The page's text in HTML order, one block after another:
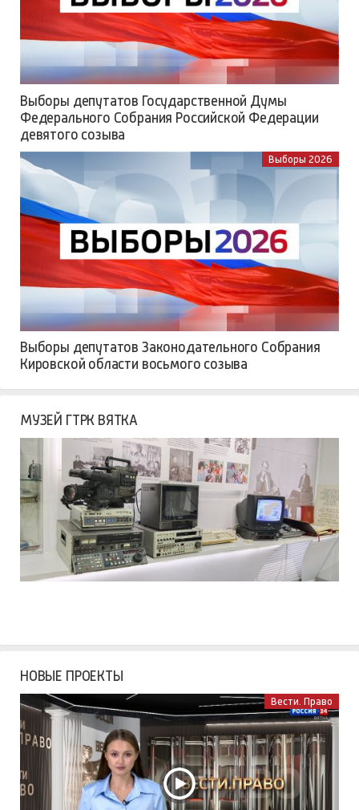
Выборы депутатов Государственной Думы
Федерального Собрания Российской Федерации
девятого созыва
Выборы 2026
Выборы депутатов Законодательного Собрания
Кировской области восьмого созыва
МУЗЕЙ ГТРК ВЯТКА
НОВЫЕ ПРОЕКТЫ
Вести. Право